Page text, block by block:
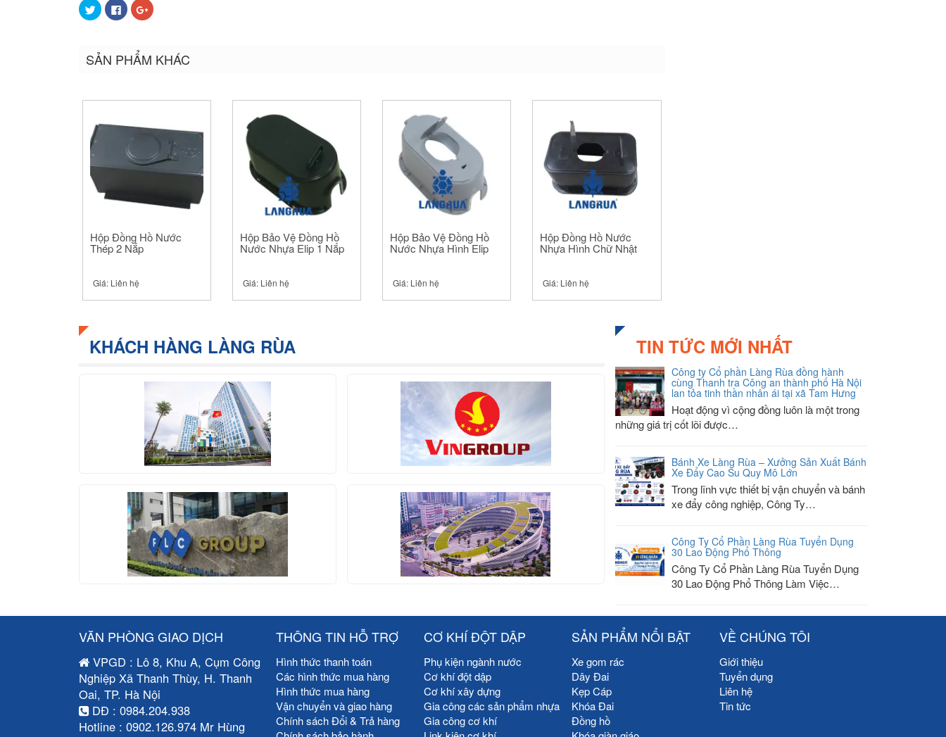
Bấm
để
chia
(Opens
in
Nhấn
vào
chia
Facebook
(Opens
in
Bấm
để
(Opens
in
SẢN PHẨM KHÁC
Hộp Đồng Hồ Nước
Thép 2 Nắp
Giá: Liên hệ
Hộp Bảo Vệ Đồng Hồ
Nước Nhựa Elip 1 Nắp
Giá: Liên hệ
Hộp Bảo Vệ Đồng Hồ
Nước Nhựa Hình Elip
Giá: Liên hệ
Hộp Đồng Hồ Nước
Nhựa Hình Chữ Nhật
Giá: Liên hệ
KHÁCH HÀNG LÀNG RÙA TIN TỨC MỚI NHẤT
Công ty Cổ phần Làng Rùa đồng hành
cùng Thanh tra Công an thành phố Hà Nội
lan tỏa tinh thần nhân ái tại xã Tam Hưng
Hoạt động vì cộng đồng luôn là một trong
những giá trị cốt lõi được…
Bánh Xe Làng Rùa – Xưởng Sản Xuất Bánh
Xe Đẩy Cao Su Quy Mô Lớn
Trong lĩnh vực thiết bị vận chuyển và bánh
xe đẩy công nghiệp, Công Ty…
Công Ty Cổ Phần Làng Rùa Tuyển Dụng
30 Lao Động Phổ Thông
Công Ty Cổ Phần Làng Rùa Tuyển Dụng
30 Lao Động Phổ Thông Làm Việc…
VĂN PHÒNG GIAO DỊCH
VPGD : Lô 8, Khu A, Cụm Công
Nghiệp Xã Thanh Thùy, H. Thanh
Oai, TP. Hà Nội
DĐ : 0984.204.938
Hotline : 0902.126.974 Mr Hùng
THÔNG TIN HỖ TRỢ
Hình thức thanh toán
Các hình thức mua hàng
Hình thức mua hàng
Vận chuyển và giao hàng
Chính sách Đổi & Trả hàng
CƠ KHÍ ĐỘT DẬP
Phụ kiện ngành nước
Cơ khí đột dập
Cơ khí xây dựng
Gia công các sản phẩm nhựa
Gia công cơ khí
SẢN PHẨM NỔI BẬT
Xe gom rác
Dây Đai
Kẹp Cáp
Khóa Đai
Đồng hồ
VỀ CHÚNG TÔI
Giới thiệu
Tuyển dụng
Liên hệ
Tin tức